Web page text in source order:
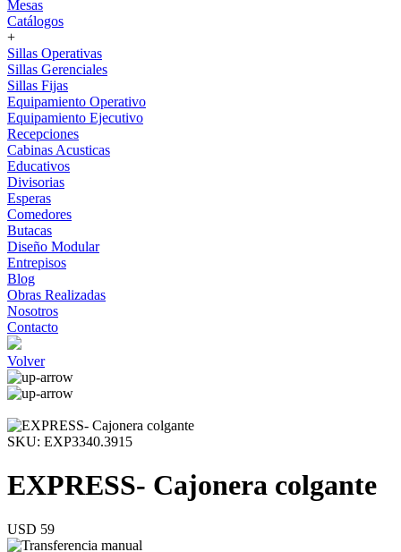
Mesas
Catálogos
+
Sillas Operativas
Sillas Gerenciales
Sillas Fijas
Equipamiento Operativo
Equipamiento Ejecutivo
Recepciones
Cabinas Acusticas
Educativos
Divisorias
Esperas
Comedores
Butacas
Diseño Modular
Entrepisos
Blog
Obras Realizadas
Nosotros
Contacto
Volver
SKU: EXP3340.3915
EXPRESS- Cajonera colgante
USD 59